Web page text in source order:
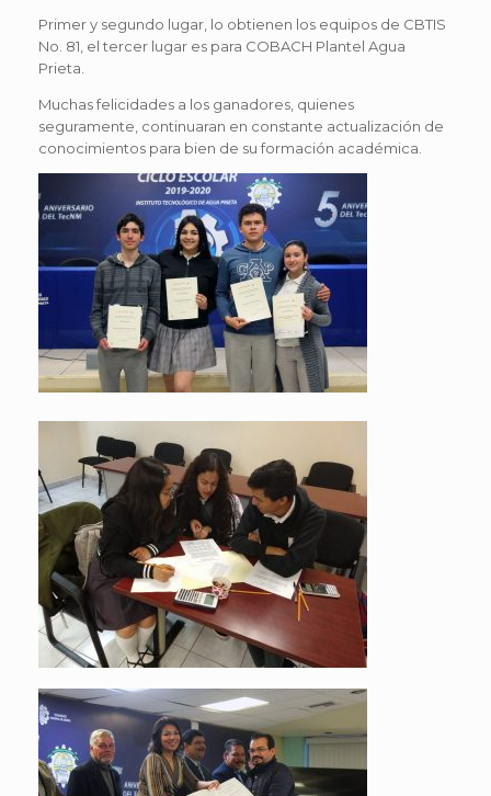
Primer y segundo lugar, lo obtienen los equipos de CBTIS
No. 81, el tercer lugar es para COBACH Plantel Agua
Prieta.
Muchas felicidades a los ganadores, quienes
seguramente, continuaran en constante actualización de
conocimientos para bien de su formación académica.